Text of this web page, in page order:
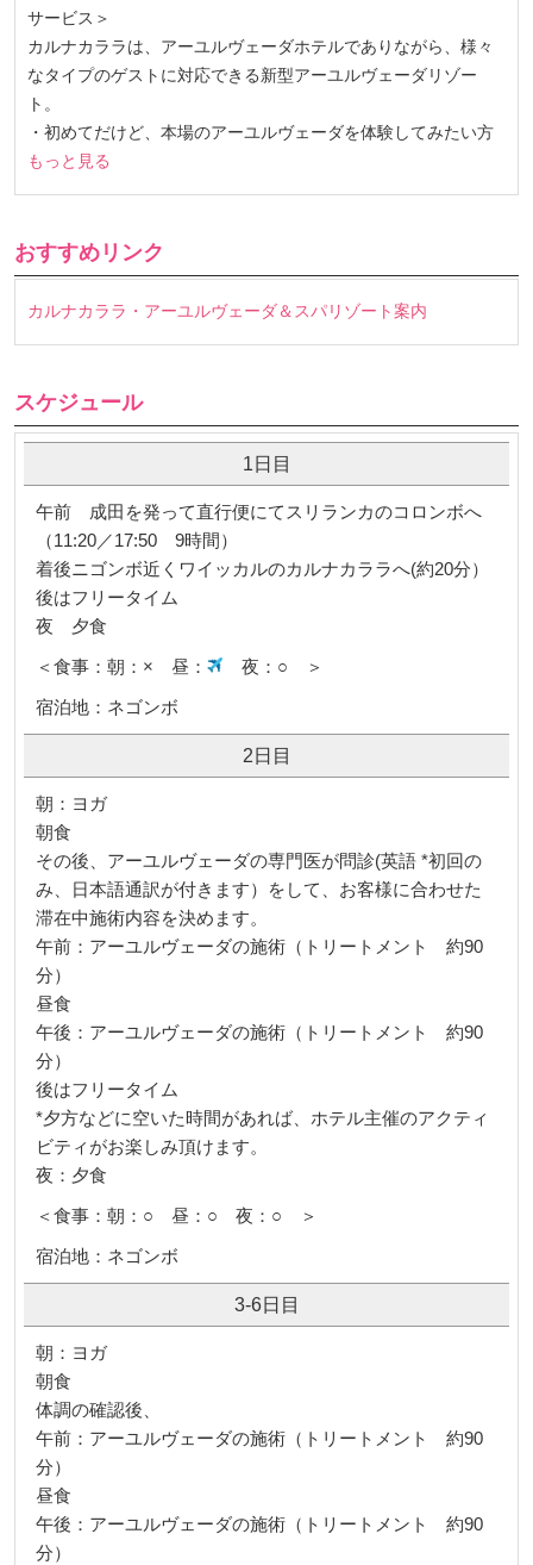
サービス＞
カルナカララは、アーユルヴェーダホテルでありながら、様々
なタイプのゲストに対応できる新型アーユルヴェーダリゾー
ト。
・初めてだけど、本場のアーユルヴェーダを体験してみたい方
もっと見る
おすすめリンク
カルナカララ・アーユルヴェーダ＆スパリゾート案内
スケジュール
1日目
午前 成田を発って直行便にてスリランカのコロンボへ
（11:20／17:50 9時間）
着後ニゴンボ近くワイッカルのカルナカララへ(約20分）
後はフリータイム
夜 夕食
＜食事：朝：× 昼：
夜：○ ＞
宿泊地：ネゴンボ
2日目
朝：ヨガ
朝食
その後、アーユルヴェーダの専門医が問診(英語 *初回の
み、日本語通訳が付きます）をして、お客様に合わせた
滞在中施術内容を決めます。
午前：アーユルヴェーダの施術（トリートメント 約90
分）
昼食
午後：アーユルヴェーダの施術（トリートメント 約90
分）
後はフリータイム
*夕方などに空いた時間があれば、ホテル主催のアクティ
ビティがお楽しみ頂けます。
夜：夕食
＜食事：朝：○ 昼：○ 夜：○ ＞
宿泊地：ネゴンボ
3-6日目
朝：ヨガ
朝食
体調の確認後、
午前：アーユルヴェーダの施術（トリートメント 約90
分）
昼食
午後：アーユルヴェーダの施術（トリートメント 約90
分）